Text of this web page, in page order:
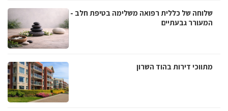
שלוחה של כללית רפואה משלימה בטיפת חלב -
המעורר גבעתיים
מתווכי דירות בהוד השרון